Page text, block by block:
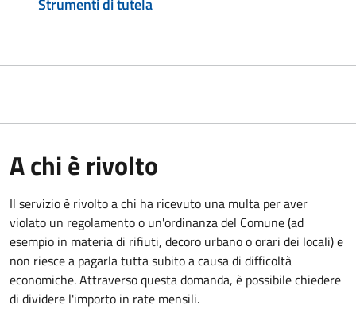
A chi è rivolto
Il servizio è rivolto a chi ha ricevuto una multa per aver
violato un regolamento o un'ordinanza del Comune (ad
esempio in materia di rifiuti, decoro urbano o orari dei locali) e
non riesce a pagarla tutta subito a causa di difficoltà
economiche. Attraverso questa domanda, è possibile chiedere
di dividere l'importo in rate mensili.